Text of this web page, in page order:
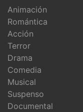
Animación
Romántica
Acción
Terror
Drama
Comedia
Musical
Suspenso
Documental